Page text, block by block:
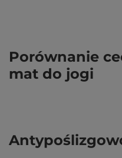
Porównanie
mat do jogi